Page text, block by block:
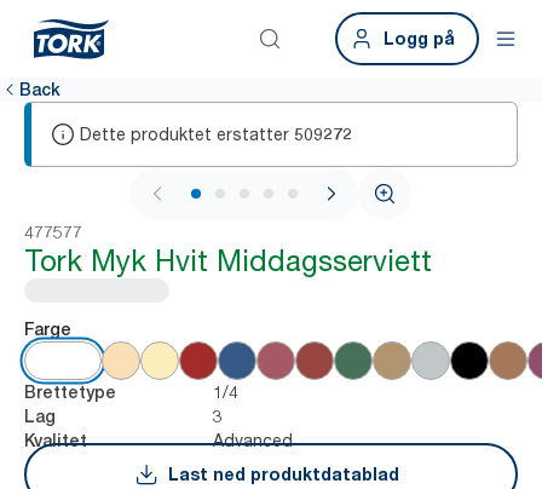
Logg på
Back
Dette produktet erstatter 509272
1 / 6
477577
Tork Myk Hvit Middagsserviett
Farge
Brettetype 1/4
Lag 3
Kvalitet
Advanced
Last ned produktdatablad